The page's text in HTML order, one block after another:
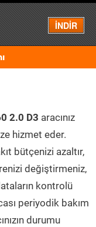
İNDİR
Menü
2.0 D3 aracınız
hizmet eder.
bütçenizi azaltır,
değiştirmeniz,
kontrolü
periyodik bakım
durumu